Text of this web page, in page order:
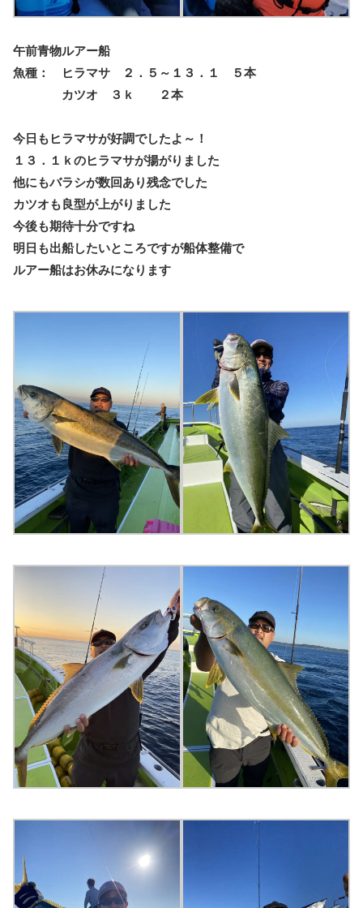
午前青物ルアー船
魚種： ヒラマサ ２．５～１３．１ ５本
カツオ ３ｋ ２本
今日もヒラマサが好調でしたよ～！
１３．１ｋのヒラマサが揚がりました
他にもバラシが数回あり残念でした
カツオも良型が上がりました
今後も期待十分ですね
明日も出船したいところですが船体整備で
ルアー船はお休みになります